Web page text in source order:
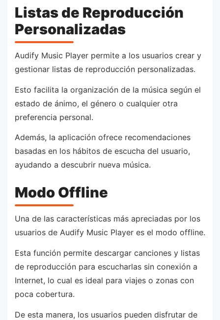
Listas de Reproducción
Personalizadas
Audify Music Player permite a los usuarios crear y
gestionar listas de reproducción personalizadas.
Esto facilita la organización de la música según el
estado de ánimo, el género o cualquier otra
preferencia personal.
Además, la aplicación ofrece recomendaciones
basadas en los hábitos de escucha del usuario,
ayudando a descubrir nueva música.
Modo Offline
Una de las características más apreciadas por los
usuarios de Audify Music Player es el modo offline.
Esta función permite descargar canciones y listas
de reproducción para escucharlas sin conexión a
Internet, lo cual es ideal para viajes o zonas con
poca cobertura.
De esta manera, los usuarios pueden disfrutar de